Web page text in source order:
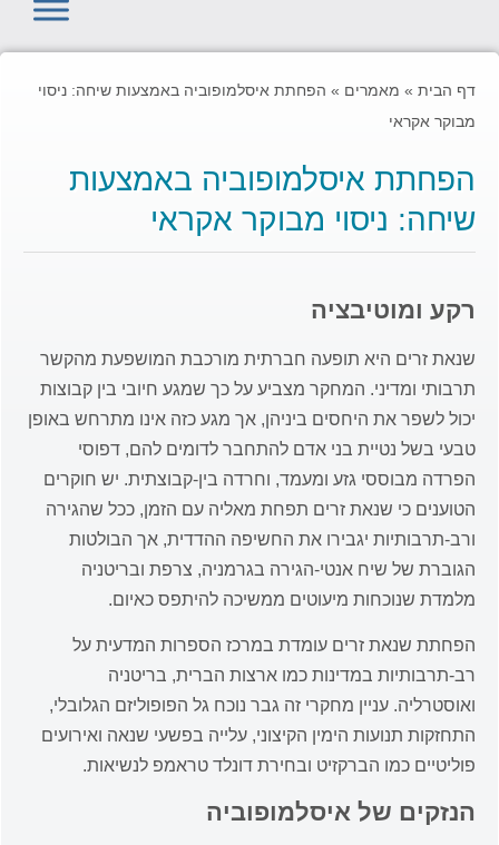
דף הבית » מאמרים » הפחתת איסלמופוביה באמצעות שיחה: ניסוי
מבוקר אקראי
הפחתת איסלמופוביה באמצעות
שיחה: ניסוי מבוקר אקראי
רקע ומוטיבציה
שנאת זרים היא תופעה חברתית מורכבת המושפעת מהקשר
תרבותי ומדיני. המחקר מצביע על כך שמגע חיובי בין קבוצות
יכול לשפר את היחסים ביניהן, אך מגע כזה אינו מתרחש באופן
טבעי בשל נטיית בני אדם להתחבר לדומים להם, דפוסי
הפרדה מבוססי גזע ומעמד, וחרדה בין-קבוצתית. יש חוקרים
הטוענים כי שנאת זרים תפחת מאליה עם הזמן, ככל שהגירה
ורב-תרבותיות יגבירו את החשיפה ההדדית, אך הבולטות
הגוברת של שיח אנטי-הגירה בגרמניה, צרפת ובריטניה
מלמדת שנוכחות מיעוטים ממשיכה להיתפס כאיום.
הפחתת שנאת זרים עומדת במרכז הספרות המדעית על
רב-תרבותיות במדינות כמו ארצות הברית, בריטניה
ואוסטרליה. עניין מחקרי זה גבר נוכח גל הפופוליזם הגלובלי,
התחזקות תנועות הימין הקיצוני, עלייה בפשעי שנאה ואירועים
פוליטיים כמו הברקזיט ובחירת דונלד טראמפ לנשיאות.
הנזקים של איסלמופוביה